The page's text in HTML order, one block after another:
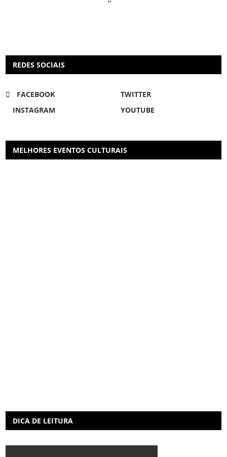
REDES SOCIAIS
FACEBOOK
TWITTER
INSTAGRAM
YOUTUBE
MELHORES EVENTOS CULTURAIS
DICA DE LEITURA